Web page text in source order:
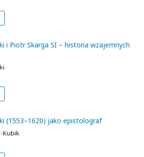
i Piotr Skarga SI – historia wzajemnych
(1553–1620) jako epistolograf
Kubik